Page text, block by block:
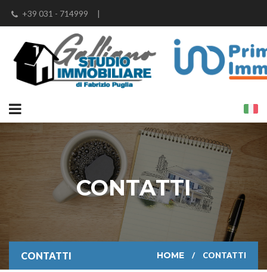
+39 031 - 714999 |
info@studioimmobiliaregalliano.it
fabrizio@studioimmobiliaregalliano.it |
CONTATTI
CONTATTI HOME CONTATTI